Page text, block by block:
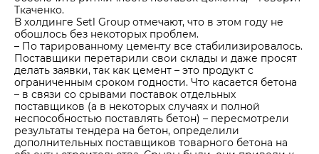
Ткаченко.
В холдинге Setl Group отмечают, что в этом году не
обошлось без некоторых проблем.
– По тарированному цементу все стабилизировалось.
Поставщики перетарили свои склады и даже просят
делать заявки, так как цемент – это продукт с
ограниченным сроком годности. Что касается бетона
– в связи со срывами поставок отдельных
поставщиков (а в некоторых случаях и полной
неспособностью поставлять бетон) – пересмотрели
результаты тендера на бетон, определили
дополнительных поставщиков товарного бетона на